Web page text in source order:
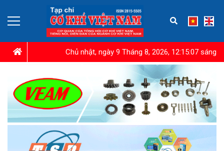
Chủ nhật, ngày 9 Tháng 8, 2026, 12:15:08 sáng